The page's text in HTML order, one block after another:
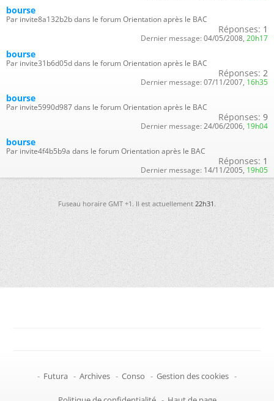
bourse
Par invite8a132b2b dans le forum Orientation après le BAC
Réponses: 1
Dernier message: 04/05/2008, 20h17
bourse
Par invite31b6d05d dans le forum Orientation après le BAC
Réponses: 2
Dernier message: 07/11/2007, 16h35
bourse
Par invite5990d987 dans le forum Orientation après le BAC
Réponses: 9
Dernier message: 24/06/2006, 19h04
bourse
Par invite4f4b5b9a dans le forum Orientation après le BAC
Réponses: 1
Dernier message: 14/11/2005, 19h05
Fuseau horaire GMT +1. Il est actuellement22h31.
- Futura - Archives - Conso - Gestion des cookies -